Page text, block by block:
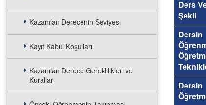
Kazanılan Derecenin Seviyesi
Kayıt Kabul Koşulları
Kazanılan Derece Gereklilikleri ve
Kurallar
Ders
Şekli
Dersin
Dersin